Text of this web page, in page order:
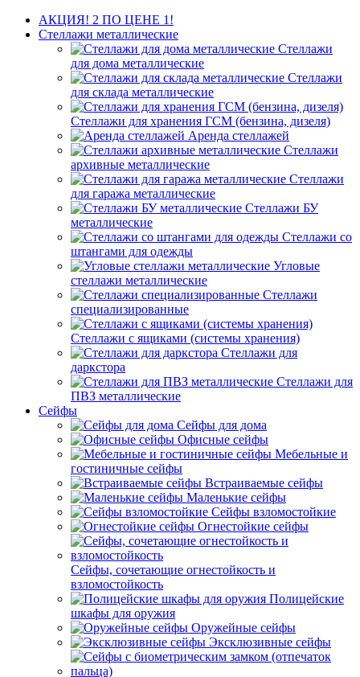
АКЦИЯ! 2 ПО ЦЕНЕ 1!
Стеллажи металлические
Стеллажи
для дома металлические
Стеллажи
для склада металлические
Стеллажи для хранения ГСМ (бензина, дизеля)
Аренда стеллажей
Стеллажи
архивные металлические
Стеллажи
для гаража металлические
Стеллажи БУ
металлические
Стеллажи со
штангами для одежды
Угловые
стеллажи металлические
Стеллажи
специализированные
Стеллажи с ящиками (системы хранения)
Стеллажи для
даркстора
Стеллажи для
ПВЗ металлические
Сейфы
Сейфы для дома
Офисные сейфы
Мебельные и
гостиничные сейфы
Встраиваемые сейфы
Маленькие сейфы
Сейфы взломостойкие
Огнестойкие сейфы
Сейфы, сочетающие огнестойкость и
взломостойкость
Полицейские
шкафы для оружия
Оружейные сейфы
Эксклюзивные сейфы